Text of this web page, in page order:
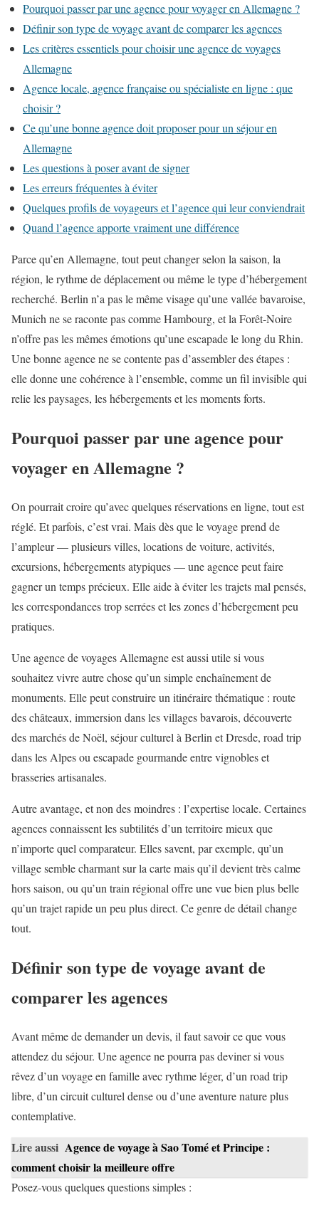
Pourquoi passer par une agence pour voyager en Allemagne ?
Définir son type de voyage avant de comparer les agences
Les critères essentiels pour choisir une agence de voyages
Allemagne
Agence locale, agence française ou spécialiste en ligne : que
choisir ?
Ce qu’une bonne agence doit proposer pour un séjour en
Allemagne
Les questions à poser avant de signer
Les erreurs fréquentes à éviter
Quelques profils de voyageurs et l’agence qui leur conviendrait
Quand l’agence apporte vraiment une différence
Parce qu’en Allemagne, tout peut changer selon la saison, la
région, le rythme de déplacement ou même le type d’hébergement
recherché. Berlin n’a pas le même visage qu’une vallée bavaroise,
Munich ne se raconte pas comme Hambourg, et la Forêt-Noire
n’offre pas les mêmes émotions qu’une escapade le long du Rhin.
Une bonne agence ne se contente pas d’assembler des étapes :
elle donne une cohérence à l’ensemble, comme un fil invisible qui
relie les paysages, les hébergements et les moments forts.
Pourquoi passer par une agence pour
voyager en Allemagne ?
On pourrait croire qu’avec quelques réservations en ligne, tout est
réglé. Et parfois, c’est vrai. Mais dès que le voyage prend de
l’ampleur — plusieurs villes, locations de voiture, activités,
excursions, hébergements atypiques — une agence peut faire
gagner un temps précieux. Elle aide à éviter les trajets mal pensés,
les correspondances trop serrées et les zones d’hébergement peu
pratiques.
Une agence de voyages Allemagne est aussi utile si vous
souhaitez vivre autre chose qu’un simple enchaînement de
monuments. Elle peut construire un itinéraire thématique : route
des châteaux, immersion dans les villages bavarois, découverte
des marchés de Noël, séjour culturel à Berlin et Dresde, road trip
dans les Alpes ou escapade gourmande entre vignobles et
brasseries artisanales.
Autre avantage, et non des moindres : l’expertise locale. Certaines
agences connaissent les subtilités d’un territoire mieux que
n’importe quel comparateur. Elles savent, par exemple, qu’un
village semble charmant sur la carte mais qu’il devient très calme
hors saison, ou qu’un train régional offre une vue bien plus belle
qu’un trajet rapide un peu plus direct. Ce genre de détail change
tout.
Définir son type de voyage avant de
comparer les agences
Avant même de demander un devis, il faut savoir ce que vous
attendez du séjour. Une agence ne pourra pas deviner si vous
rêvez d’un voyage en famille avec rythme léger, d’un road trip
libre, d’un circuit culturel dense ou d’une aventure nature plus
contemplative.
Lire aussi Agence de voyage à Sao Tomé et Principe :
comment choisir la meilleure offre
Posez-vous quelques questions simples :